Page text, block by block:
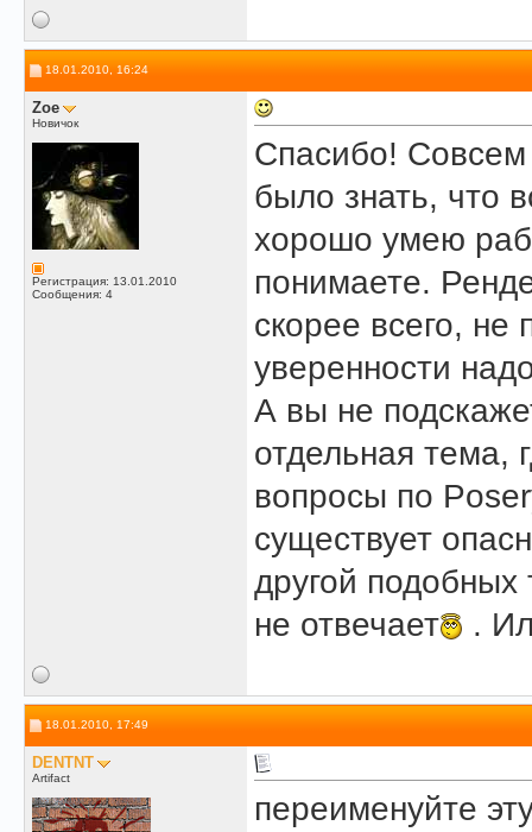
18.01.2010, 16:24
Zoe
Новичок
Регистрация: 13.01.2010
Сообщения: 4
Спасибо! Совсем
было знать, что
хорошо умею
понимаете.
скорее всего, не
уверенности
А вы не
отдельная тема,
вопросы по
существует
другой подобных
не отвечает
.
18.01.2010, 17:49
DENTNT
Artifact
переименуйте